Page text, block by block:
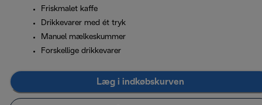
Friskmalet kaffe
Drikkevarer med ét tryk
Manuel mælkeskummer
Forskellige drikkevarer
Læg i indkøbskurven